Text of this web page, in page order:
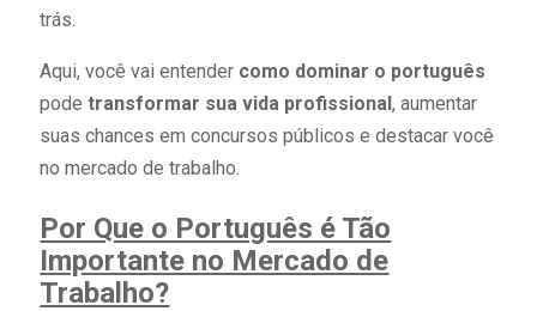
trás.
Aqui, você vai entender como dominar o português
podetransformar sua vida profissional, aumentar
suas chances em concursos públicos e destacar você
no mercado de trabalho.
Por Que o Português é Tão
Importante no Mercado de
Trabalho?